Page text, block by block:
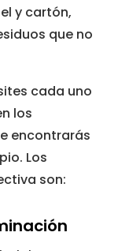
y cartón,
que no
cada uno
los
encontrarás
Los
son: